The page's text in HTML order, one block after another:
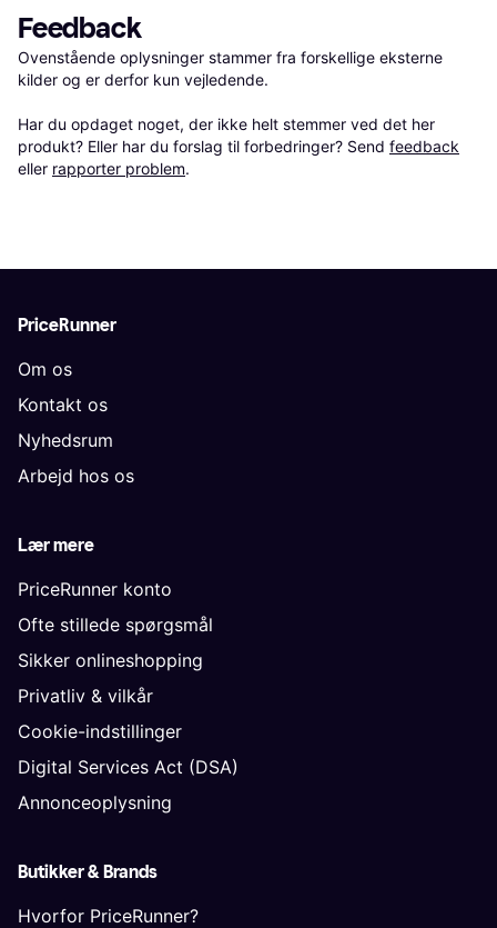
Feedback
Ovenstående oplysninger stammer fra forskellige eksterne
kilder og er derfor kun vejledende.
Har du opdaget noget, der ikke helt stemmer ved det her
produkt? Eller har du forslag til forbedringer? Send feedback
eller rapporter problem.
PriceRunner
Om os
Kontakt os
Nyhedsrum
Arbejd hos os
Lær mere
PriceRunner konto
Ofte stillede spørgsmål
Sikker onlineshopping
Privatliv & vilkår
Cookie-indstillinger
Digital Services Act (DSA)
Annonceoplysning
Butikker & Brands
Hvorfor PriceRunner?